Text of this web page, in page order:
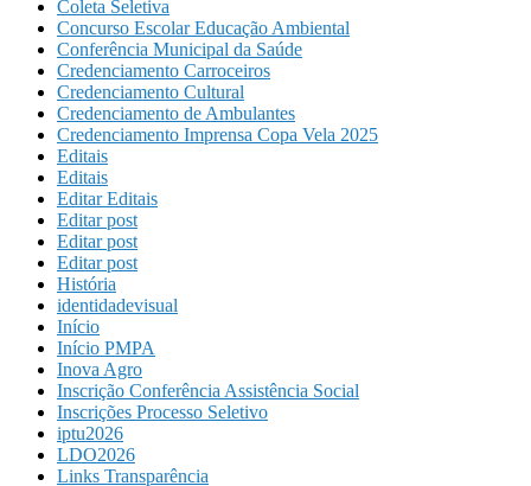
Coleta Seletiva
Concurso Escolar Educação Ambiental
Conferência Municipal da Saúde
Credenciamento Carroceiros
Credenciamento Cultural
Credenciamento de Ambulantes
Credenciamento Imprensa Copa Vela 2025
Editais
Editais
Editar Editais
Editar post
Editar post
Editar post
História
identidadevisual
Início
Início PMPA
Inova Agro
Inscrição Conferência Assistência Social
Inscrições Processo Seletivo
iptu2026
LDO2026
Links Transparência